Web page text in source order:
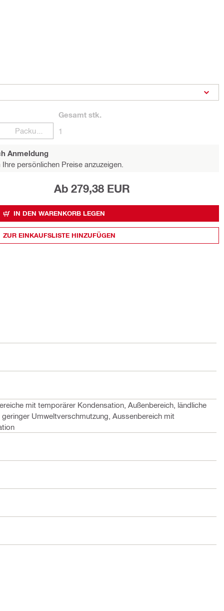
Gesamt stk.
1
Anmeldung
Ihre persönlichen Preise anzuzeigen.
Ab 279,38 EUR
IN DEN WARENKORB LEGEN
ZUR EINKAUFSLISTE HINZUFÜGEN
mit temporärer Kondensation, Außenbereich, ländliche
Umweltverschmutzung, Aussenbereich mit